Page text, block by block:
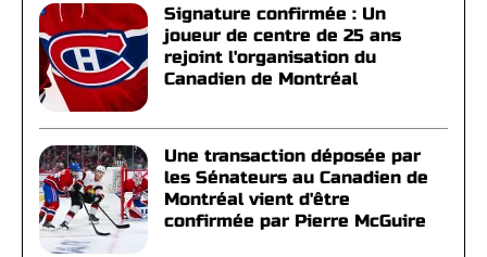
Signature confirmée : Un
joueur de centre de 25 ans
rejoint l'organisation du
Canadien de Montréal
Une transaction déposée par
les Sénateurs au Canadien de
Montréal vient d'être
confirmée par Pierre McGuire